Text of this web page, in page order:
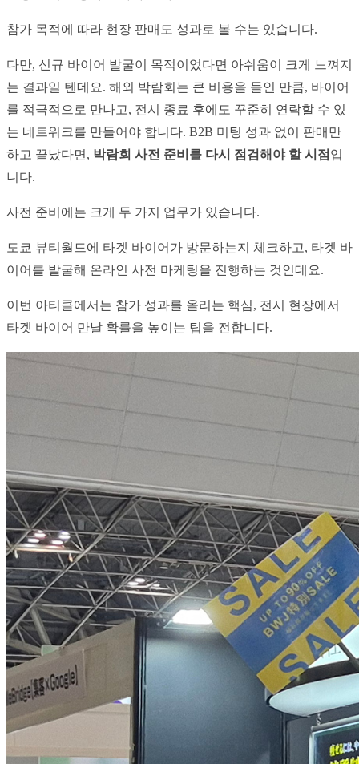
참가 목적에 따라 현장 판매도 성과로 볼 수는 있습니다.
다만, 신규 바이어 발굴이 목적이었다면 아쉬움이 크게 느껴지
는 결과일 텐데요. 해외 박람회는 큰 비용을 들인 만큼, 바이어
를 적극적으로 만나고, 전시 종료 후에도 꾸준히 연락할 수 있
는 네트워크를 만들어야 합니다. B2B 미팅 성과 없이 판매만
하고 끝났다면, 박람회 사전 준비를 다시 점검해야 할 시점 입
니다.
사전 준비에는 크게 두 가지 업무가 있습니다.
도쿄 뷰티월드에 타겟 바이어가 방문하는지 체크하고, 타겟 바
이어를 발굴해 온라인 사전 마케팅을 진행하는 것인데요.
이번 아티클에서는 참가 성과를 올리는 핵심, 전시 현장에서
타겟 바이어 만날 확률을 높이는 팁을 전합니다.